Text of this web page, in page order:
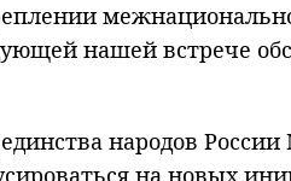
нашей встрече
народов
на новых